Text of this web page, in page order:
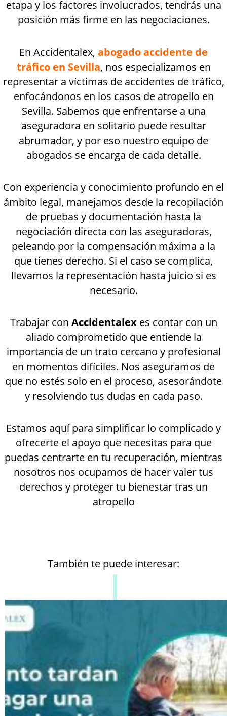
etapa y los factores involucrados, tendrás una
posición más firme en las negociaciones.
En Accidentalex, abogado accidente de
tráfico en Sevilla, nos especializamos en
representar a víctimas de accidentes de tráfico,
enfocándonos en los casos de atropello en
Sevilla. Sabemos que enfrentarse a una
aseguradora en solitario puede resultar
abrumador, y por eso nuestro equipo de
abogados se encarga de cada detalle.
Con experiencia y conocimiento profundo en el
ámbito legal, manejamos desde la recopilación
de pruebas y documentación hasta la
negociación directa con las aseguradoras,
peleando por la compensación máxima a la
que tienes derecho. Si el caso se complica,
llevamos la representación hasta juicio si es
necesario.
Trabajar con Accidentalexes contar con un
aliado comprometido que entiende la
importancia de un trato cercano y profesional
en momentos difíciles. Nos aseguramos de
que no estés solo en el proceso, asesorándote
y resolviendo tus dudas en cada paso.
Estamos aquí para simplificar lo complicado y
ofrecerte el apoyo que necesitas para que
puedas centrarte en tu recuperación, mientras
nosotros nos ocupamos de hacer valer tus
derechos y proteger tu bienestar tras un
atropello
También te puede interesar: